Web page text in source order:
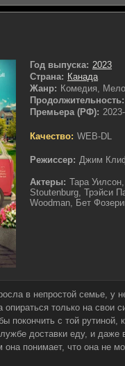
Год выпуска: 2023
Страна: Канада
Жанр: Комедия,
Продолжительность:
Премьера (РФ):
Качество: WEB-DL
Режиссер: Джим
Актеры: Тара
Stoutenburg, Трэйси
Woodman, Бет
в непростой семье, у
опираться только на свои
покончить с той рутиной,
доставки еду, и даже
понимает, что она не